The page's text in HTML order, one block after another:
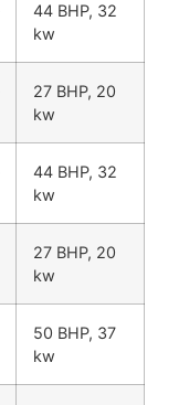
44 BHP, 32
kw
27 BHP, 20
kw
44 BHP, 32
kw
27 BHP, 20
kw
50 BHP, 37
kw